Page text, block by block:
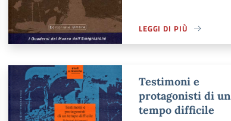
AI CIVILI IN UMBRIA (1943-1944)LEGGI DI PIÙ
A PROPOSITO DI
Testimoni e
protagonisti di un
tempo difficile